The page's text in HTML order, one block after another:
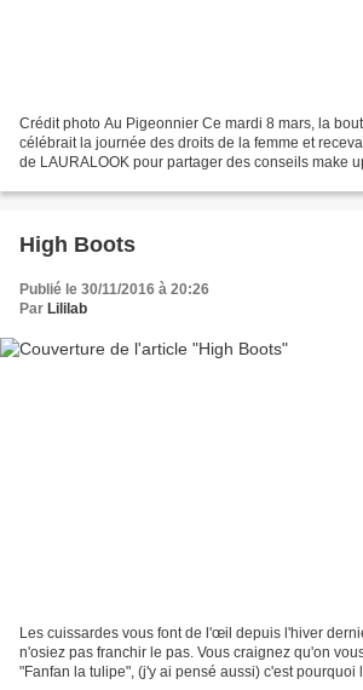
Crédit photo Au Pigeonnier Ce mardi 8 mars, la boutique Au Pigeonnier
célébrait la journée des droits de la femme et
de LAURALOOK pour partager des conseils make
High Boots
Publié le 30/11/2016 à 20:26
Par Lililab
Les cuissardes vous font de l'œil depuis l'hiver
n'osiez pas franchir le pas. Vous craignez qu'on
"Fanfan la tulipe", (j'y ai pensé aussi) c'est pourquoi